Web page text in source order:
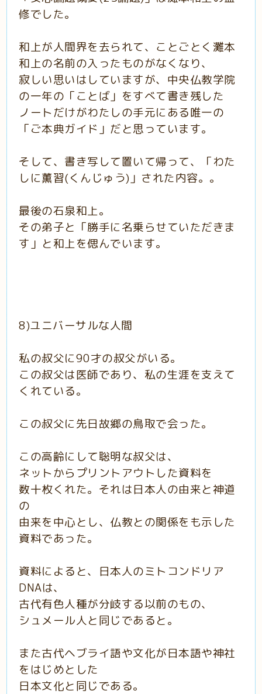
修でした。
和上が人間界を去られて、ことごとく灘本
和上の名前の入ったものがなくなり、
寂しい思いはしていますが、中央仏教学院
の一年の「ことば」をすべて書き残した
ノートだけがわたしの手元にある唯一の
「ご本典ガイド」だと思っています。
そして、書き写して置いて帰って、「わた
しに薫習(くんじゅう)」された内容。。
最後の石泉和上。
その弟子と「勝手に名乗らせていただきま
す」と和上を偲んでいます。
8)ユニバーサルな人間
私の叔父に90才の叔父がいる。
この叔父は医師であり、私の生涯を支えて
くれている。
この叔父に先日故郷の鳥取で会った。
この高齢にして聡明な叔父は、
ネットからプリントアウトした資料を
数十枚くれた。それは日本人の由来と神道
の
由来を中心とし、仏教との関係をも示した
資料であった。
資料によると、日本人のミトコンドリア
DNAは、
古代有色人種が分岐する以前のもの、
シュメール人と同じであると。
また古代ヘブライ語や文化が日本語や神社
をはじめとした
日本文化と同じである。